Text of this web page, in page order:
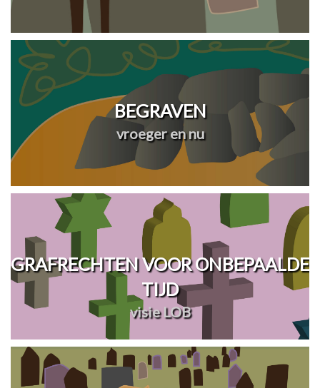
BEGRAVEN
vroeger en nu
GRAFRECHTEN VOOR ONBEPAALDE
TIJD
visie LOB